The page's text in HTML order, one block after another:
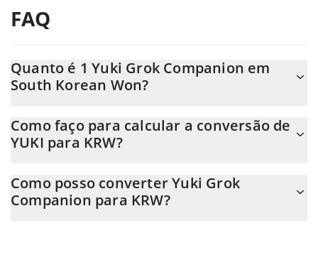
FAQ
Quanto é 1 Yuki Grok Companion em
South Korean Won?
mudança.
Como faço para calcular a conversão de
YUKI para KRW?
facilmente o preço de conversão do YUKI para KRW
simplesmente inserindo a quantidade de Yuki Grok Companion
Como posso converter Yuki Grok
Companion para KRW?